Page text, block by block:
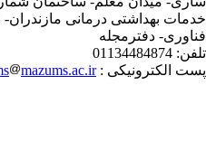
بهداشتی درمانی مازندران-
دفترمجله
01134484874
الکترونیکی : mazums.ac.ir